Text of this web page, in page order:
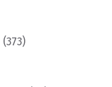
(373)